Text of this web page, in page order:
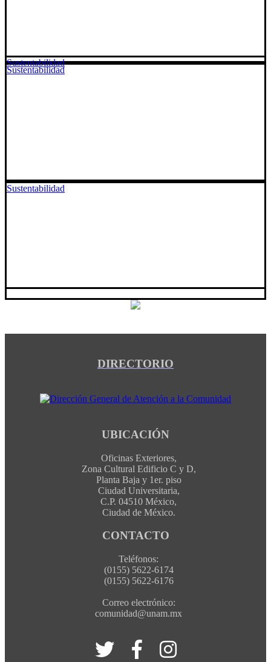
Sustentabilidad
Sustentabilidad
Sustentabilidad
DIRECTORIO
UBICACIÓN
Oficinas Exteriores,
Zona Cultural Edificio C y D,
Planta Baja y 1er. piso
Ciudad Universitaria,
C.P. 04510 México,
Ciudad de México.
CONTACTO
Teléfonos:
(0155) 5622-6174
(0155) 5622-6176
Correo electrónico:
comunidad@unam.mx